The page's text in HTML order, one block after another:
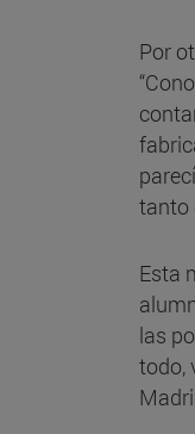
Por
tanto
Esta
las
todo,